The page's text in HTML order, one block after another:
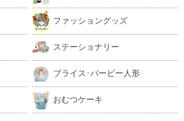
ファッショングッズ
ステーショナリー
ブライス･バービー人形
おむつケーキ